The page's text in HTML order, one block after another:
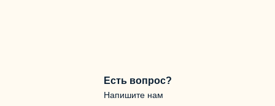
Есть вопрос?
Напишите нам